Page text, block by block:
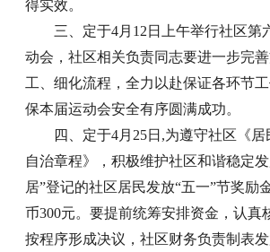
得实效。
三、定于4月12日上午举行社区第
动会，社区相关负责同志要进一步完
工、细化流程，全力以赴保证各环节
保本届运动会安全有序圆满成功。
四、定于4月25日,为遵守社区《
自治章程》，积极维护社区和谐稳定
居”登记的社区居民发放“五一”节奖励
币300元。要提前统筹安排资金，认真
按程序形成决议，社区财务负责制表发